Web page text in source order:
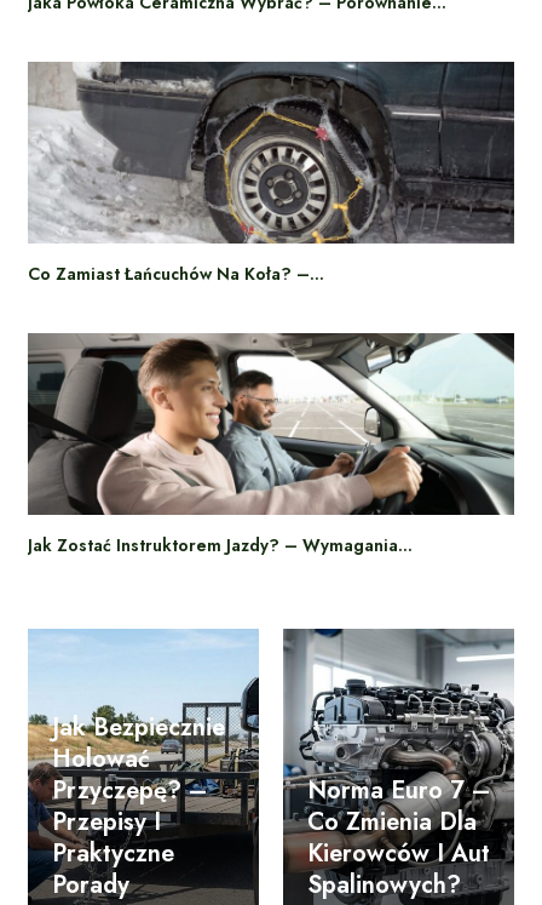
Co Zamiast Łańcuchów Na Koła? –…
Jak Zostać Instruktorem Jazdy? – Wymagania…
Jak Bezpiecznie
Holować
Przyczepę? –
Przepisy I
Praktyczne
Porady
Norma Euro 7 –
Co Zmienia Dla
Kierowców I Aut
Spalinowych?